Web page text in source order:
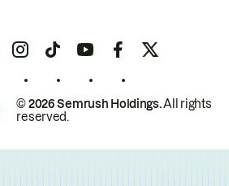
© 2026 Semrush Holdings.All rights
reserved.